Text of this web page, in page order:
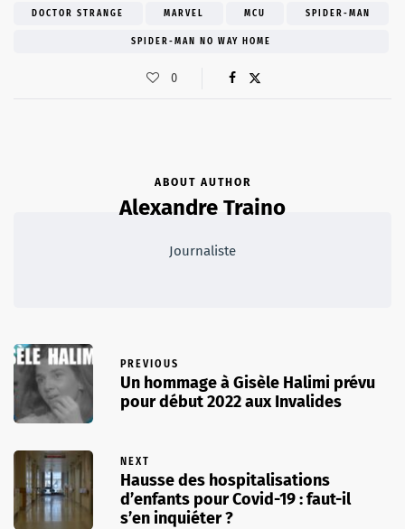
DOCTOR STRANGE MARVEL MCU SPIDER-MAN
SPIDER-MAN NO WAY HOME
0
ABOUT AUTHOR
Alexandre Traino
Journaliste
PREVIOUS
Un hommage à Gisèle Halimi prévu
pour début 2022 aux Invalides
NEXT
Hausse des hospitalisations
d’enfants pour Covid-19 : faut-il
s’en inquiéter ?